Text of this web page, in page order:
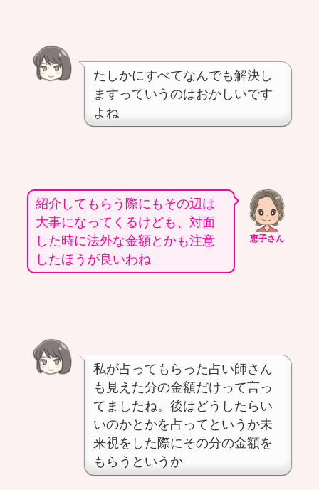
たしかにすべてなんでも解決し
ますっていうのはおかしいです
よね
恵子さん
紹介してもらう際にもその辺は
大事になってくるけども、対面
した時に法外な金額とかも注意
したほうが良いわね
私が占ってもらった占い師さん
も見えた分の金額だけって言っ
てましたね。後はどうしたらい
いのかとかを占ってというか未
来視をした際にその分の金額を
もらうというか